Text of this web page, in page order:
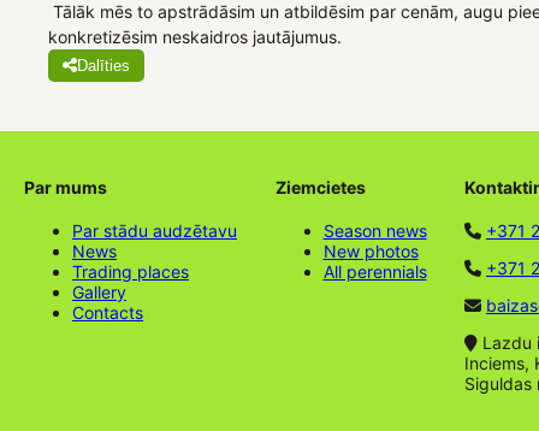
Tālāk mēs to apstrādāsim un atbildēsim par cenām, augu
konkretizēsim neskaidros jautājumus.
Dalīties
Par mums
Par stādu audzētavu
News
Trading places
Gallery
Contacts
Ziemcietes
Season news
New photos
All perennials
+371
+371
Lazdu
Inciems,
Siguldas